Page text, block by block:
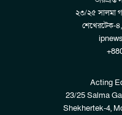
২৩/২৫ সালমা
শেখেরটেক-
Acting
23/25 Salma
Shekhertek-4,